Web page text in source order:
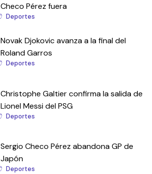
Checo Pérez fuera
Deportes
Novak Djokovic avanza a la final del
Roland Garros
Deportes
Christophe Galtier confirma la salida de
Lionel Messi del PSG
Deportes
Sergio Checo Pérez abandona GP de
Japón
Deportes